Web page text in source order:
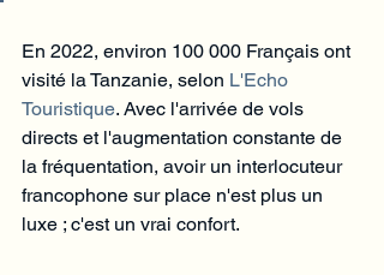
En 2022, environ 100 000 Français ont
visité la Tanzanie, selon L'Echo
Touristique. Avec l'arrivée de vols
directs et l'augmentation constante de
la fréquentation, avoir un interlocuteur
francophone sur place n'est plus un
luxe ; c'est un vrai confort.